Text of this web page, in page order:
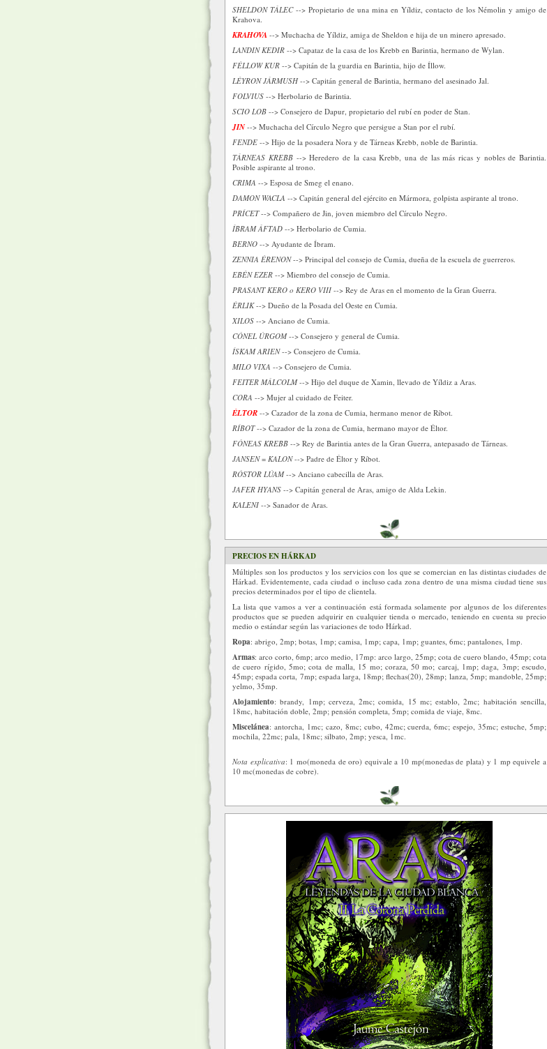
SHELDON TÁLEC--> Propietario de una mina en Yíldiz, contacto de los Némolin y amigo de
Krahova.
KRAHOVA --> Muchacha de Yíldiz, amiga de Sheldon e hija de un minero apresado.
LANDIN KEDIR --> Capataz de la casa de los Krebb en Barintia, hermano de Wylan.
FÉLLOW KUR --> Capitán de la guardia en Barintia, hijo de Íllow.
LÉYRON JÁRMUSH --> Capitán general de Barintia, hermano del asesinado Jal.
FOLVIUS --> Herbolario de Barintia.
SCIO LOB --> Consejero de Dapur, propietario del rubí en poder de Stan.
JIN --> Muchacha del Círculo Negro que persigue a Stan por el rubí.
FENDE --> Hijo de la posadera Nora y de Tárneas Krebb, noble de Barintia.
TÁRNEAS KREBB--> Heredero de la casa Krebb, una de las más ricas y nobles de Barintia.
Posible aspirante al trono.
CRIMA --> Esposa de Smeg el enano.
DAMON WACLA --> Capitán general del ejército en Mármora, golpista aspirante al trono.
PRÍCET--> Compañero de Jin, joven miembro del Círculo Negro.
ÍBRAM ÁFTAD --> Herbolario de Cumia.
BERNO --> Ayudante de Íbram.
ZENNIA ÉRENON--> Principal del consejo de Cumia, dueña de la escuela de guerreros.
EBÉN EZER --> Miembro del consejo de Cumia.
PRASANT KERO o KERO VIII --> Rey de Aras en el momento de la Gran Guerra.
ÉRLIK--> Dueño de la Posada del Oeste en Cumia.
XILOS --> Anciano de Cumia.
CÓNEL ÚRGOM--> Consejero y general de Cumia.
ÍSKAM ARIEN--> Consejero de Cumia.
MILO VIXA --> Consejero de Cumia.
FEITER MÁLCOLM--> Hijo del duque de Xamin, llevado de Yíldiz a Aras.
CORA --> Mujer al cuidado de Feiter.
ÉLTOR --> Cazador de la zona de Cumia, hermano menor de Ríbot.
RÍBOT--> Cazador de la zona de Cumia, hermano mayor de Éltor.
FÓNEAS KREBB --> Rey de Barintia antes de la Gran Guerra, antepasado de Tárneas.
JANSEN= KALON--> Padre de Éltor y Ríbot.
RÓSTOR LÚAM--> Anciano cabecilla de Aras.
JAFER HYANS --> Capitán general de Aras, amigo de Alda Lekin.
KALENI --> Sanador de Aras.
PRECIOS EN HÁRKAD
Múltiples son los productos y los servicios con los que se comercian en las distintas ciudades de
Hárkad. Evidentemente, cada ciudad o incluso cada zona dentro de una misma ciudad tiene sus
precios determinados por el tipo de clientela.
La lista que vamos a ver a continuación está formada solamente por algunos de los diferentes
productos que se pueden adquirir en cualquier tienda o mercado, teniendo en cuenta su precio
medio o estándar según las variaciones de todo Hárkad.
Ropa: abrigo, 2mp; botas, 1mp; camisa, 1mp; capa, 1mp; guantes, 6mc; pantalones, 1mp.
Armas: arco corto, 6mp; arco medio, 17mp: arco largo, 25mp; cota de cuero blando, 45mp; cota
de cuero rígido, 5mo; cota de malla, 15 mo; coraza, 50 mo; carcaj, 1mp; daga, 3mp; escudo,
45mp; espada corta, 7mp; espada larga, 18mp; flechas(20), 28mp; lanza, 5mp; mandoble, 25mp;
yelmo, 35mp.
Alojamiento: brandy, 1mp; cerveza, 2mc; comida, 15 mc; establo, 2mc; habitación sencilla,
18mc, habitación doble, 2mp; pensión completa, 5mp; comida de viaje, 8mc.
Miscelánea: antorcha, 1mc; cazo, 8mc; cubo, 42mc; cuerda, 6mc; espejo, 35mc; estuche, 5mp;
mochila, 22mc; pala, 18mc; silbato, 2mp; yesca, 1mc.
Nota explicativa: 1 mo(moneda de oro) equivale a 10 mp(monedas de plata) y 1 mp equivele a
10 mc(monedas de cobre).